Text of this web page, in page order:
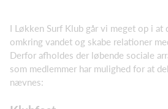
I Løkken Surf Klub går vi meget op i
omkring vandet og skabe relationer
Derfor afholdes der løbende sociale
som medlemmer har mulighed for at
nævnes: